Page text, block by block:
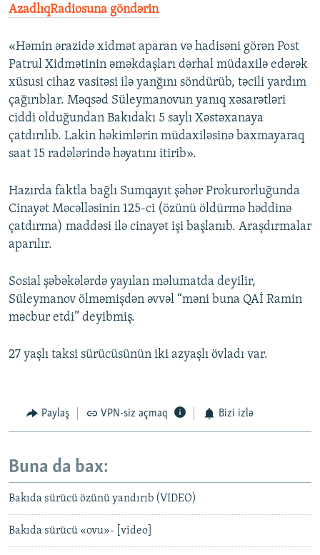
AzadlıqRadiosuna göndərin
«Həmin ərazidə xidmət aparan və hadisəni görən Post
Patrul Xidmətinin əməkdaşları dərhal müdaxilə edərək
xüsusi cihaz vasitəsi ilə yanğını söndürüb, təcili yardım
çağırıblar. Məqsəd Süleymanovun yanıq xəsarətləri
ciddi olduğundan Bakıdakı 5 saylı Xəstəxanaya
çatdırılıb. Lakin həkimlərin müdaxiləsinə baxmayaraq
saat 15 radələrində həyatını itirib».
Hazırda faktla bağlı Sumqayıt şəhər Prokurorluğunda
Cinayət Məcəlləsinin 125-ci (özünü öldürmə həddinə
çatdırma) maddəsi ilə cinayət işi başlanıb. Araşdırmalar
aparılır.
Sosial şəbəkələrdə yayılan məlumatda deyilir,
Süleymanov ölməmişdən əvvəl “məni buna QAİ Ramin
məcbur etdi” deyibmiş.
27 yaşlı taksi sürücüsünün iki azyaşlı övladı var.
Paylaş VPN-siz açmaq Bizi izlə
Buna da bax:
Bakıda sürücü özünü yandırıb (VIDEO)
Bakıda sürücü «ovu»- [video]